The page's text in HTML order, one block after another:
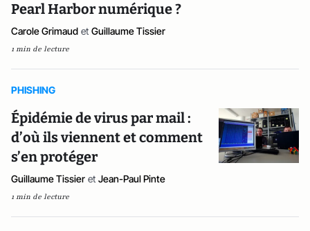
Pearl Harbor numérique ?
Carole Grimaud et Guillaume Tissier
1 min de lecture
PHISHING
Épidémie de virus par mail :
d’où ils viennent et comment
s’en protéger
Guillaume Tissier et Jean-Paul Pinte
1 min de lecture